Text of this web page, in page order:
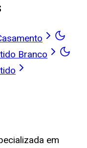
Branco
em